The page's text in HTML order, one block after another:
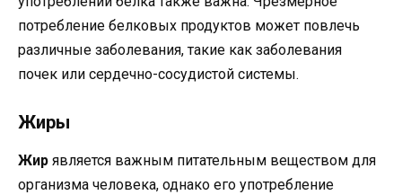
потребление белковых продуктов может повлечь
различные заболевания, такие как заболевания
почек или сердечно-сосудистой системы.
Жиры
Жир является важным питательным веществом для
организма человека, однако его употребление